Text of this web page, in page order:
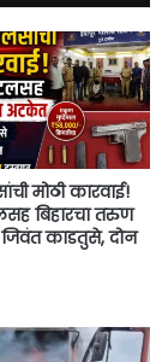
मोठी कारवाई!
बिहारचा तरुण
काडतुसे, दोन